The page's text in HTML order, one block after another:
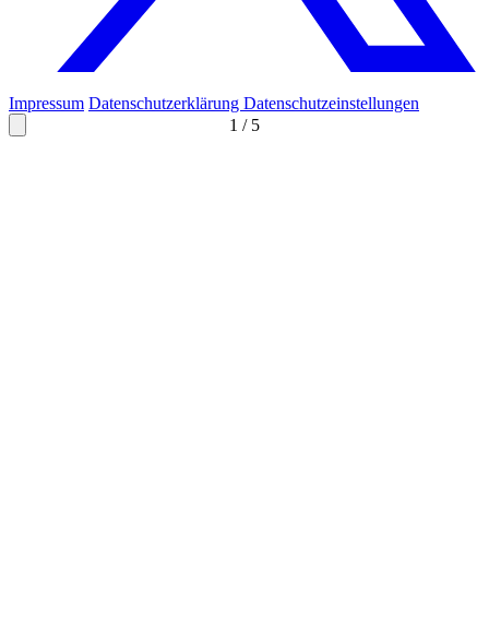
1 / 5
Impressum Datenschutzerklärung Datenschutzeinstellungen